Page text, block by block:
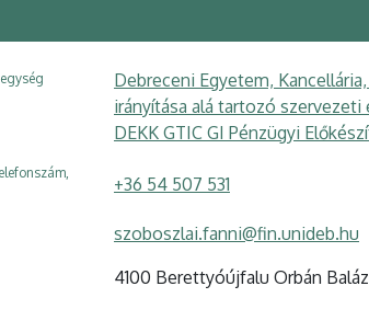
Debreceni Egyetem,
irányítása alá tartozó szervezeti
DEKK GTIC GI Pénzügyi
+36 54 507 531
szoboszlai.fanni@fin.unideb.hu
4100 Berettyóújfalu Orbán